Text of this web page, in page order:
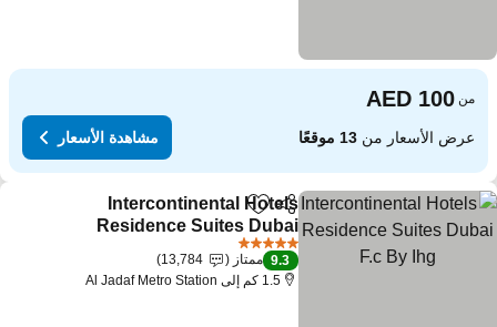
من
عرض الأسعار من13 موقعًا مشاهدة الأسعار
مشاركةAdd to favorites
Intercontinental Hotels
Residence Suites Dubai
F.c By Ihg
9.3 ممتاز
13,784
1.5 كم إلى Al Jadaf Metro Station